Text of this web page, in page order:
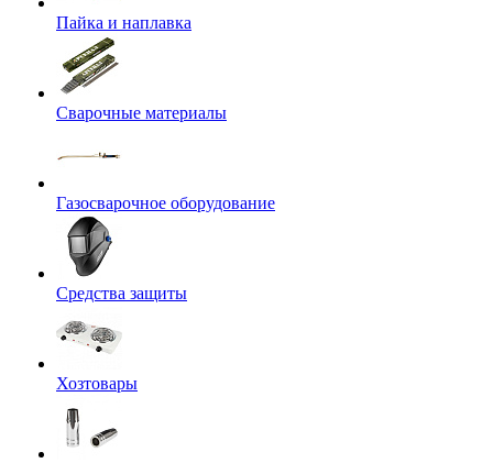
Пайка и наплавка
Сварочные материалы
Газосварочное оборудование
Средства защиты
Хозтовары